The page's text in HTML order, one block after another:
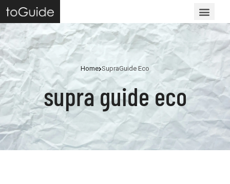
Home SupraGuide Eco
supra guide eco